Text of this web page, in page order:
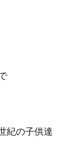
紀の子供達